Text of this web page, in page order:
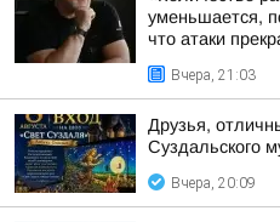
уменьшается,
что атаки
Вчера, 21:03
Друзья,
Суздальского
Вчера, 20:09